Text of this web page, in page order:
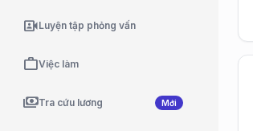
video_camera_frontLuyện tập phỏng vấn
workViệc làm
paymentsTra cứu lương Mới